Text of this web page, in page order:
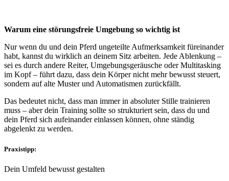
Warum eine störungsfreie Umgebung so wichtig ist
Nur wenn du und dein Pferd ungeteilte Aufmerksamkeit füreinander
habt, kannst du wirklich an deinem Sitz arbeiten. Jede Ablenkung –
sei es durch andere Reiter, Umgebungsgeräusche oder Multitasking
im Kopf – führt dazu, dass dein Körper nicht mehr bewusst steuert,
sondern aufalte Muster und Automatismen zurückfällt.
Das bedeutet nicht, dass man immer in absoluter Stille trainieren
muss – aber dein Training sollte so strukturiert sein, dass du und
dein Pferd sich aufeinander einlassen können, ohne ständig
abgelenkt zu werden.
Praxistipp:
Dein Umfeld bewusst gestalten